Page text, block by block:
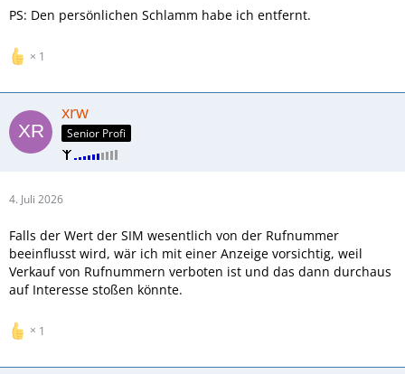
PS: Den persönlichen Schlamm habe ich entfernt.
1
xrw
Senior Profi
4. Juli 2026
Falls der Wert der SIM wesentlich von der Rufnummer
beeinflusst wird, wär ich mit einer Anzeige vorsichtig, weil
Verkauf von Rufnummern verboten ist und das dann durchaus
auf Interesse stoßen könnte.
1